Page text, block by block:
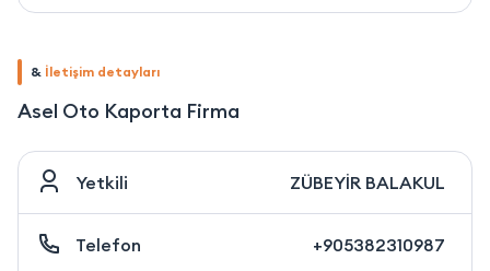
& İletişim detayları
Asel Oto Kaporta Firma
Yetkili ZÜBEYİR BALAKUL
Telefon +905382310987